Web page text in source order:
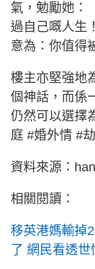
氣，勉勵她：
過自己嘅人生
意為：你值得
樓主亦堅強地
個神話，而係
仍然可以選擇
庭 #婚外情 #劫
資料來源：
相關閱讀：
移英港媽輸掉
了 網民看透